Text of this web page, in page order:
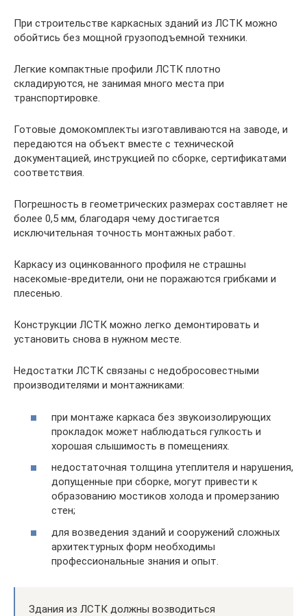
При строительстве каркасных зданий из ЛСТК можно
обойтись без мощной грузоподъемной техники.
Легкие компактные профили ЛСТК плотно
складируются, не занимая много места при
транспортировке.
Готовые домокомплекты изготавливаются на заводе, и
передаются на объект вместе с технической
документацией, инструкцией по сборке, сертификатами
соответствия.
Погрешность в геометрических размерах составляет не
более 0,5 мм, благодаря чему достигается
исключительная точность монтажных работ.
Каркасу из оцинкованного профиля не страшны
насекомые-вредители, они не поражаются грибками и
плесенью.
Конструкции ЛСТК можно легко демонтировать и
установить снова в нужном месте.
Недостатки ЛСТК связаны с недобросовестными
производителями и монтажниками:
при монтаже каркаса без звукоизолирующих
прокладок может наблюдаться гулкость и
хорошая слышимость в помещениях.
недостаточная толщина утеплителя и нарушения,
допущенные при сборке, могут привести к
образованию мостиков холода и промерзанию
стен;
для возведения зданий и сооружений сложных
архитектурных форм необходимы
профессиональные знания и опыт.
Здания из ЛСТК должны возводиться